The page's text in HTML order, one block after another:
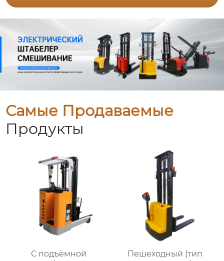
Самые Продаваемые
Продукты
С подъёмной
Пешеходный (тип